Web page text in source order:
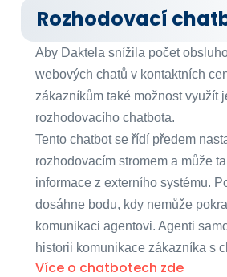
Rozhodovací
Aby Daktela snížila počet
webových chatů v kontaktních
zákazníkům také možnost využít
rozhodovacího chatbota.
Tento chatbot se řídí předem
rozhodovacím stromem a může
informace z externího systému.
dosáhne bodu, kdy nemůže
komunikaci agentovi. Agenti
historii komunikace zákazníka s
Více o chatbotech zde